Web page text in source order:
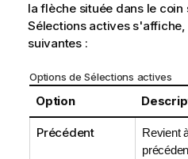
la flèche située dans le
Sélections activess'affiche,
suivantes :
Options de Sélections actives
Option
Précédent
Revient